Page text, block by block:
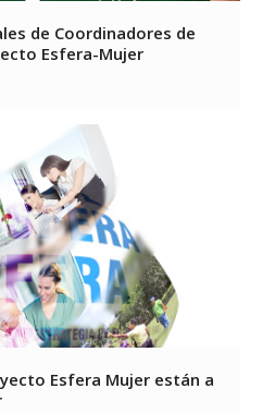
de Coordinadores de
Esfera-Mujer
Esfera Mujer están a